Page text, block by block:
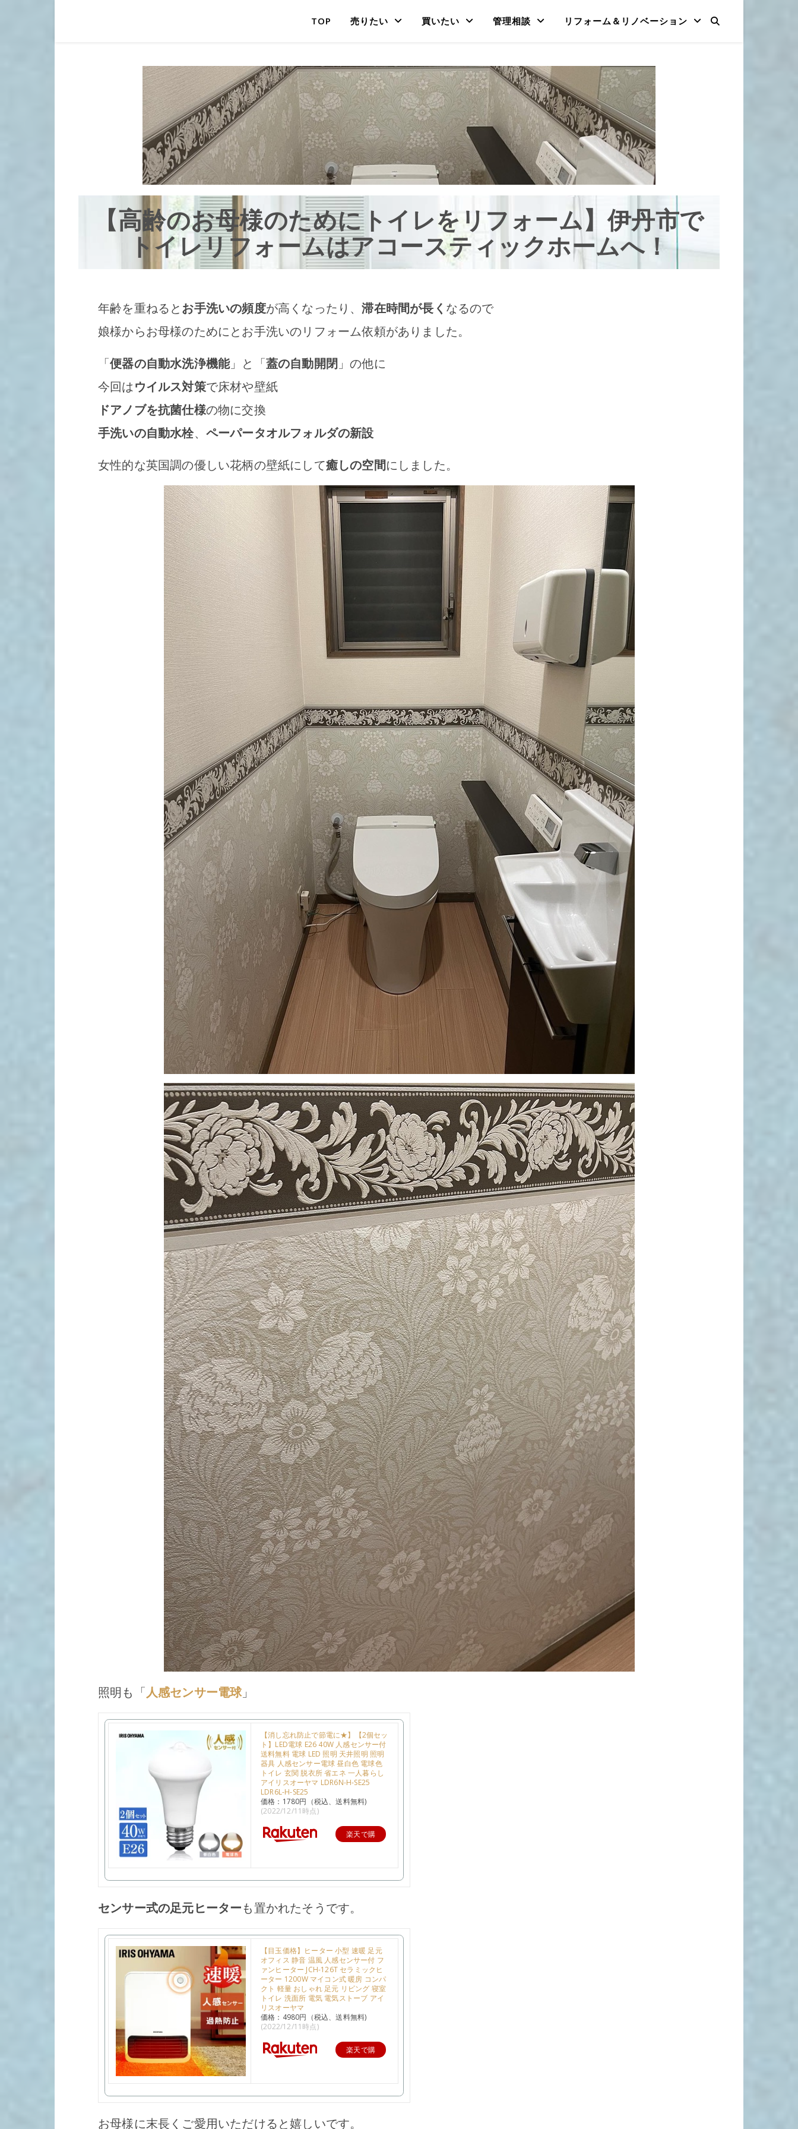
TOP 売りたい 買いたい 管理相談 リフォーム＆リノベーション
【高齢のお母様のためにトイレをリフォーム】伊丹市で
トイレリフォームはアコースティックホームへ！
年齢を重ねるとお手洗いの頻度が高くなったり、滞在時間が長く なるので
娘様からお母様のためにとお手洗いのリフォーム依頼がありました。
「便器の自動水洗浄機能」と「蓋の自動開閉 」の他に
今回はウイルス対策で床材や壁紙
ドアノブを抗菌仕様の物に交換
手洗いの自動水栓、 ペーパータオルフォルダの新設
女性的な英国調の優しい花柄の壁紙にして癒しの空間にしました。
照明も「人感センサー電球」
【消し忘れ防止で節電に★】【2個セッ
ト】LED電球 E26 40W 人感センサー付
送料無料 電球 LED 照明 天井照明 照明
器具 人感センサー電球 昼白色 電球色
トイレ 玄関 脱衣所 省エネ 一人暮らし
アイリスオーヤマ LDR6N-H-SE25
LDR6L-H-SE25
価格：1780円（税込、送料無料)
(2022/12/11時点)
楽天で購
センサー式の足元ヒーターも置かれたそうです。
【目玉価格】ヒーター 小型 速暖 足元
オフィス 静音 温風 人感センサー付 フ
ァンヒーター JCH-126T セラミックヒ
ーター 1200W マイコン式 暖房 コンパ
クト 軽量 おしゃれ 足元 リビング 寝室
トイレ 洗面所 電気 電気ストーブ アイ
リスオーヤマ
価格：4980円（税込、送料無料)
(2022/12/11時点)
楽天で購
お母様に末長くご愛用いただけると嬉しいです。